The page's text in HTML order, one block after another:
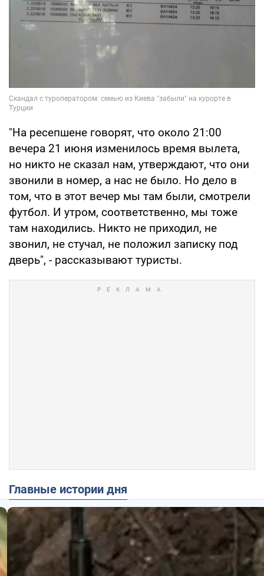
"На ресепшене говорят, что около 21:00
вечера 21 июня изменилось время вылета,
но никто не сказал нам, утверждают, что они
звонили в номер, а нас не было. Но дело в
том, что в этот вечер мы там были, смотрели
футбол. И утром, соответственно, мы тоже
там находились. Никто не приходил, не
звонил, не стучал, не положил записку под
дверь", - рассказывают туристы.
Главные истории дня